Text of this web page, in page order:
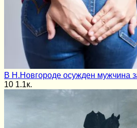
В Н.Новгороде осужден мужчина
10 1.1к.